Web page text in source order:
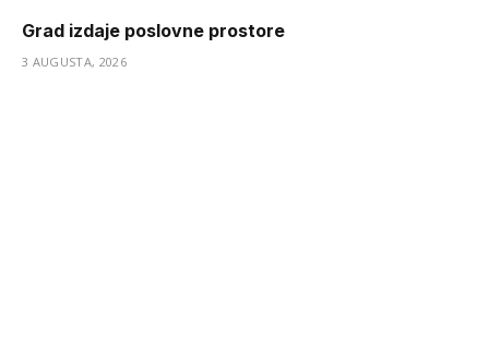
Grad izdaje poslovne prostore
3 AUGUSTA, 2026